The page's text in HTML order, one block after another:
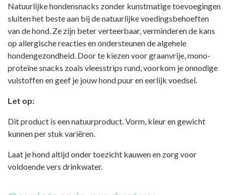
Natuurlijke hondensnacks zonder kunstmatige toevoegingen
sluiten het beste aan bij de natuurlijke voedingsbehoeften
van de hond. Ze zijn beter verteerbaar, verminderen de kans
op allergische reacties en ondersteunen de algehele
hondengezondheid. Door te kiezen voor graanvrije, mono-
proteïne snacks zoals vleesstrips rund, voorkom je onnodige
vulstoffen en geef je jouw hond puur en eerlijk voedsel.
Let op:
Dit product is een natuurproduct. Vorm, kleur en gewicht
kunnen per stuk variëren.
Laat je hond altijd onder toezicht kauwen en zorg voor
voldoende vers drinkwater.